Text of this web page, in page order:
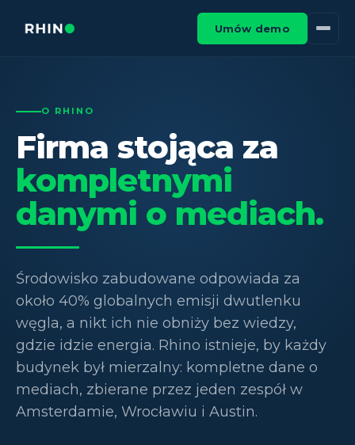
Umów demo
O RHINO
Firma stojąca za
kompletnymi
danymi o mediach.
Środowisko zabudowane odpowiada za
około 40% globalnych emisji dwutlenku
węgla, a nikt ich nie obniży bez wiedzy,
gdzie idzie energia. Rhino istnieje, by każdy
budynek był mierzalny: kompletne dane o
mediach, zbierane przez jeden zespół w
Amsterdamie, Wrocławiu i Austin.